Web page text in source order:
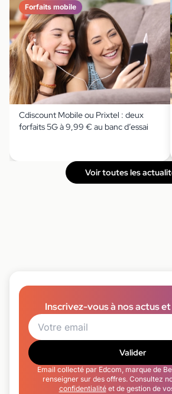
Forfaits mobile
Cdiscount Mobile ou Prixtel : deux
forfaits 5G à 9,99 € au banc d’essai
Voir toutes les
Inscrivez-vous à nos actus
Valider
Email collecté par Edcom, marque de
renseigner sur des offres. Consultez
confidentialitéet de gestion de